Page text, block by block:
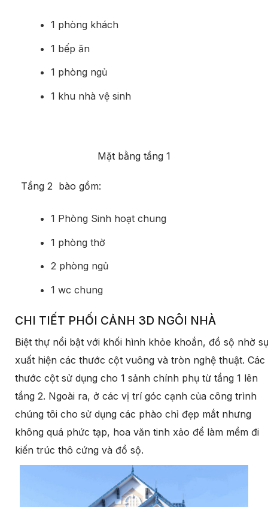
1 phòng khách
1 bếp ăn
1 phòng ngủ
1 khu nhà vệ sinh
Mặt bằng tầng 1
Tầng 2 bào gồm:
1 Phòng Sinh hoạt chung
1 phòng thờ
2 phòng ngủ
1 wc chung
CHI TIẾT PHỐI CẢNH 3D NGÔI NHÀ
Biệt thự nổi bật với khối hình khỏe khoắn, đồ sộ nhờ
xuất hiện các thước cột vuông và tròn nghệ thuật. Các
thước cột sử dụng cho 1 sảnh chính phụ từ tầng 1 lên
tầng 2. Ngoài ra, ở các vị trí góc cạnh của công trình
chúng tôi cho sử dụng các phào chỉ đẹp mắt nhưng
không quá phức tạp, hoa văn tinh xảo để làm mềm đi
kiến trúc thô cứng và đồ sộ.